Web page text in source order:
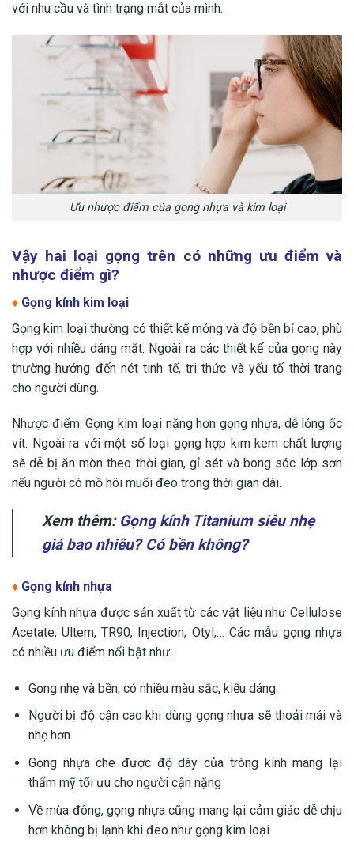
với nhu cầu và tình trạng mắt của mình.
Ưu nhược điểm của gọng nhựa và kim loại
Vậy hai loại gọng trên có những ưu điểm và
nhược điểm gì?
♦ Gọng kính kim loại
Gọng kim loại thường có thiết kế mỏng và độ bền bỉ cao, phù
hợp với nhiều dáng mặt. Ngoài ra các thiết kế của gọng này
thường hướng đến nét tinh tế, tri thức và yếu tố thời trang
cho người dùng.
Nhược điểm: Gọng kim loại nặng hơn gọng nhựa, dễ lỏng ốc
vít. Ngoài ra với một số loại gọng hợp kim kem chất lượng
sẽ dễ bị ăn mòn theo thời gian, gỉ sét và bong sóc lớp sơn
nếu người có mồ hôi muối đeo trong thời gian dài.
Xem thêm: Gọng kính Titanium siêu nhẹ
giá bao nhiêu? Có bền không?
♦ Gọng kính nhựa
Gọng kính nhựa được sản xuất từ các vật liệu như Cellulose
Acetate, Ultem, TR90, Injection, Otyl,… Các mẫu gọng nhựa
có nhiều ưu điểm nổi bật như:
Gọng nhẹ và bền, có nhiều màu sắc, kiểu dáng.
Người bị độ cận cao khi dùng gọng nhựa sẽ thoải mái và
nhẹ hơn
Gọng nhựa che được độ dày của tròng kính mang lại
thẩm mỹ tối ưu cho người cận nặng
Về mùa đông, gọng nhựa cũng mang lại cảm giác dễ chịu
hơn không bị lạnh khi đeo như gọng kim loại.